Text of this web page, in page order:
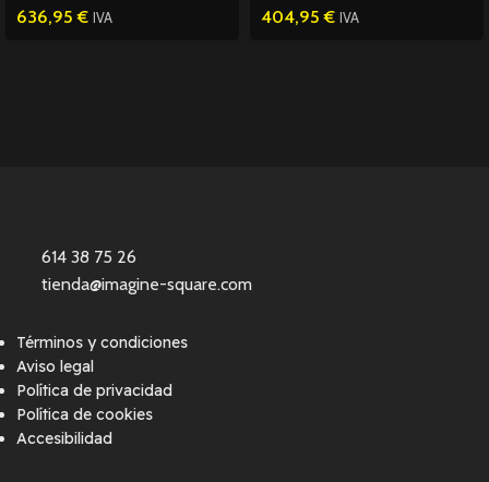
636,95€ IVA
1/6
404,95€ IVA
614 38 75 26
tienda@imagine-square.com
Términos y condiciones
Aviso legal
Política de privacidad
Política de cookies
Accesibilidad